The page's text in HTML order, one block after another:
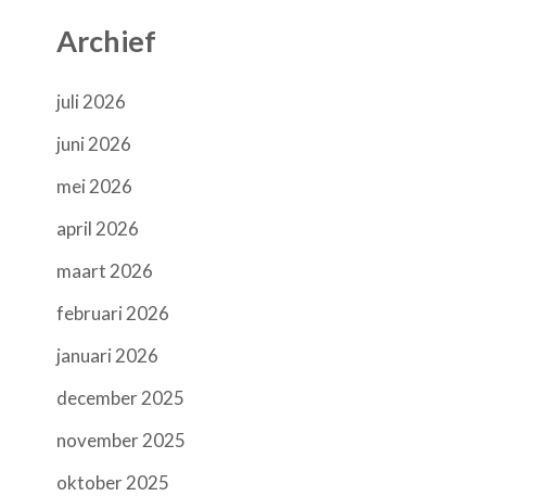
Archief
juli 2026
juni 2026
mei 2026
april 2026
maart 2026
februari 2026
januari 2026
december 2025
november 2025
oktober 2025